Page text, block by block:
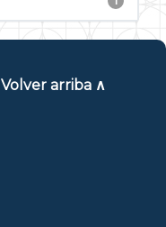
Volver arriba ∧